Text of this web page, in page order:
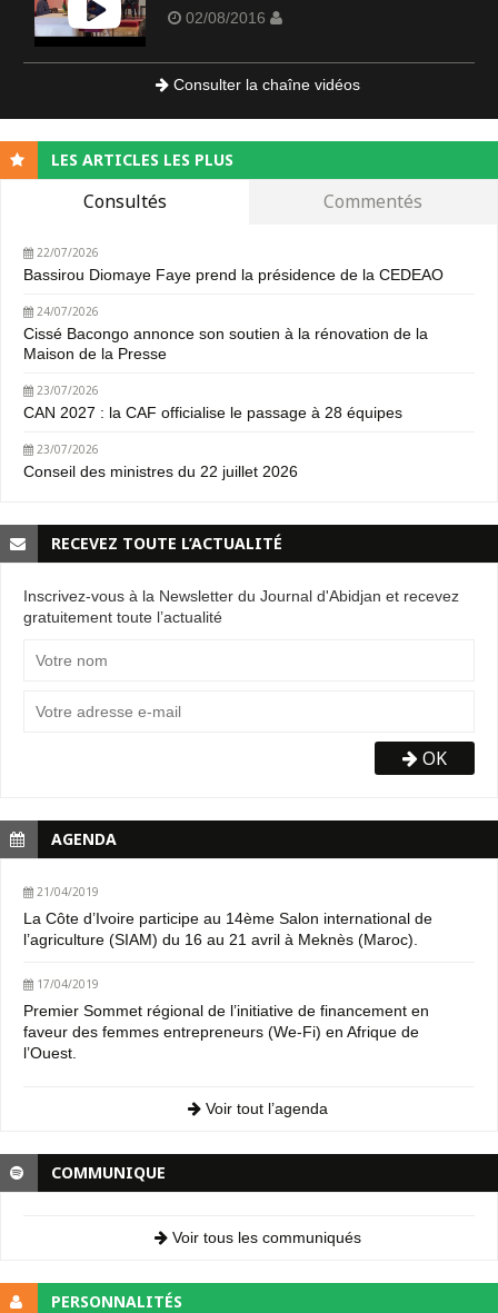
02/08/2016
Consulter la chaîne vidéos
LES ARTICLES LES PLUS
Consultés Commentés
22/07/2026
Bassirou Diomaye Faye prend la présidence de la CEDEAO
24/07/2026
Cissé Bacongo annonce son soutien à la rénovation de la
Maison de la Presse
23/07/2026
CAN 2027 : la CAF officialise le passage à 28 équipes
23/07/2026
Conseil des ministres du 22 juillet 2026
RECEVEZ TOUTE L’ACTUALITÉ
Inscrivez-vous à la Newsletter du Journal d'Abidjan et recevez
gratuitement toute l’actualité
OK
AGENDA
21/04/2019
La Côte d’Ivoire participe au 14ème Salon international de
l’agriculture (SIAM) du 16 au 21 avril à Meknès (Maroc).
17/04/2019
Premier Sommet régional de l’initiative de financement en
faveur des femmes entrepreneurs (We-Fi) en Afrique de
l’Ouest.
Voir tout l’agenda
COMMUNIQUE
Voir tous les communiqués
PERSONNALITÉS